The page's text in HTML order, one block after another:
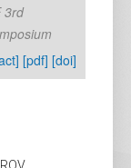
3rd
[pdf] [doi]